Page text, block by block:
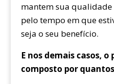
mantem sua qualidade
pelo tempo em que
seja o seu benefício.
E nos demais casos,
composto por